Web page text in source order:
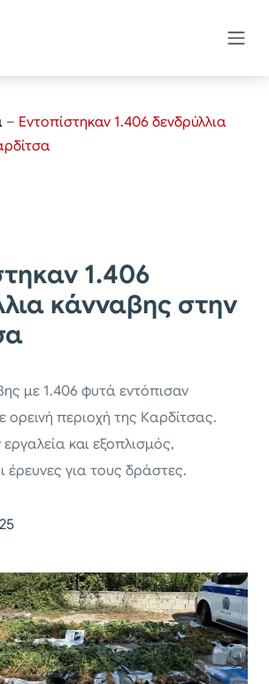
– Εντοπίστηκαν 1.406 δενδρύλλια
1.406
κάνναβης στην
με 1.406 φυτά εντόπισαν
ορεινή περιοχή της Καρδίτσας.
και εξοπλισμός,
έρευνες για τους δράστες.